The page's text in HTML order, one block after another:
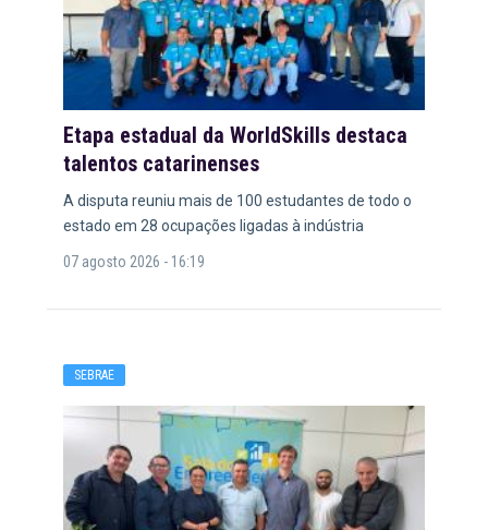
Etapa estadual da WorldSkills destaca
talentos catarinenses
A disputa reuniu mais de 100 estudantes de todo o
estado em 28 ocupações ligadas à indústria
07 agosto 2026 - 16:19
SEBRAE